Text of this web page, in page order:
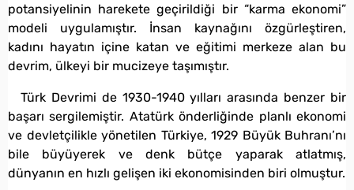
potansiyelinin harekete geçirildiği bir “karma ekonomi”
modeli uygulamıştır. İnsan kaynağını özgürleştiren,
kadını hayatın içine katan ve eğitimi merkeze alan bu
devrim, ülkeyi bir mucizeye taşımıştır.
Türk Devrimi de 1930-1940 yılları arasında benzer bir
başarı sergilemiştir. Atatürk önderliğinde planlı ekonomi
ve devletçilikle yönetilen Türkiye, 1929 Büyük Buhranı’nı
bile büyüyerek ve denk bütçe yaparak atlatmış,
dünyanın en hızlı gelişen iki ekonomisinden biri olmuştur.